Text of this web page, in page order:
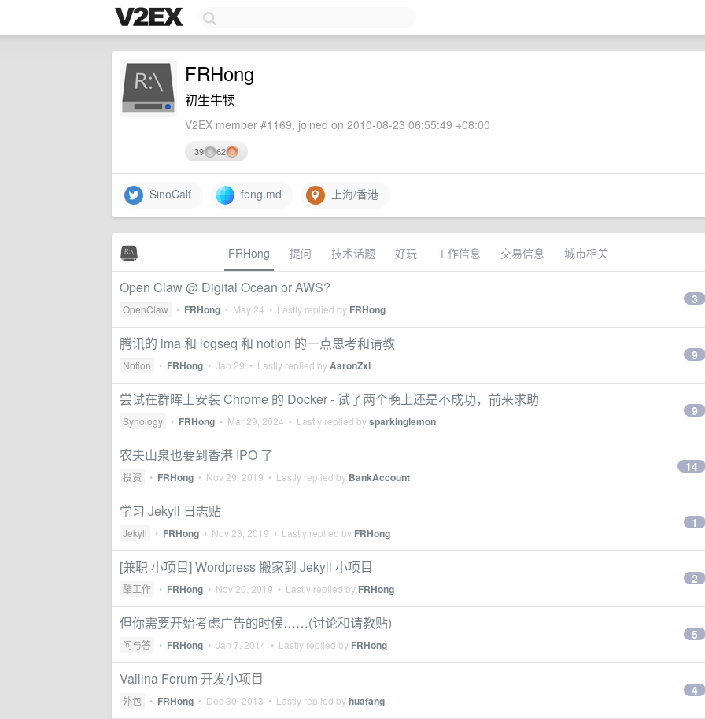
FRHong
初生牛犊
V2EX member #1169, joined on 2010-08-23 06:55:49 +08:00
39 62
SinoCalf feng.md 上海/香港
FRHong 提问 技术话题 好玩 工作信息 交易信息 城市相关
Open Claw @ Digital Ocean or AWS?
OpenClaw • FRHong • May 24 • Lastly replied by FRHong
3
腾讯的 ima 和 logseq 和 notion 的一点思考和请教
Notion • FRHong • Jan 29 • Lastly replied byAaronZxl
9
尝试在群晖上安装 Chrome 的 Docker - 试了两个晚上还是不成功，前来求助
Synology • FRHong • Mar 29, 2024 • Lastly replied bysparkinglemon
9
农夫山泉也要到香港 IPO 了
投资 • FRHong • Nov 29, 2019 • Lastly replied by BankAccount
14
学习 Jekyll 日志贴
Jekyll • FRHong • Nov 23, 2019 • Lastly replied by FRHong
1
[兼职 小项目] Wordpress 搬家到 Jekyll 小项目
酷工作 • FRHong • Nov 20, 2019 • Lastly replied by FRHong
2
但你需要开始考虑广告的时候……(讨论和请教贴)
问与答 • FRHong • Jan 7, 2014 • Lastly replied by FRHong
5
Vallina Forum 开发小项目
外包 • FRHong • Dec 30, 2013 • Lastly replied byhuafang
4